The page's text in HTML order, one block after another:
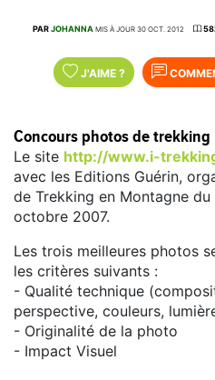
PARJOHANNA MIS À JOUR 30 OCT. 2012
J'AIME ?
Concours photos de trekking
Le site http://www.i-
avec les Editions Guérin,
de Trekking en Montagne du
octobre 2007.
Les trois meilleures photos
les critères suivants :
- Qualité technique
perspective, couleurs,
- Originalité de la photo
- Impact Visuel